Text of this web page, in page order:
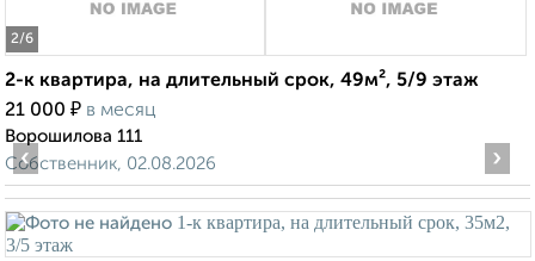
2/6
2-к квартира, на длительный срок, 49м², 5/9 этаж
21 000 ₽ в месяц
Ворошилова 111
Собственник, 02.08.2026
‹ ›